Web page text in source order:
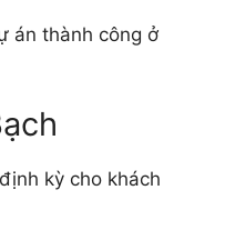
án thành công ở
kỳ cho khách